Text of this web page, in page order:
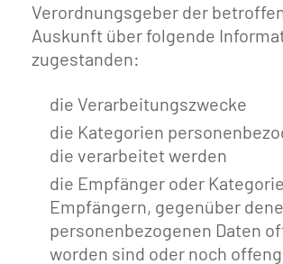
Verordnungsgeber der
Auskunft über folgende
zugestanden:
die Verarbeitungszwecke
die Kategorien
die verarbeitet werden
die Empfänger oder
Empfängern, gegenüber
personenbezogenen Daten
worden sind oder noch